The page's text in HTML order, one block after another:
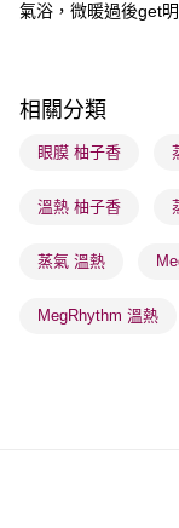
送貨方式
每筆HK$65.00，滿
確認發貨後1-3 工作
每筆HK$65.00，滿
(香港門市) 只顯示
(澳門門市) 只顯示
氣浴，微暖過後get明
相關分類
眼膜 柚子香
溫熱 柚子香
蒸氣 溫熱
MegRhythm 溫熱